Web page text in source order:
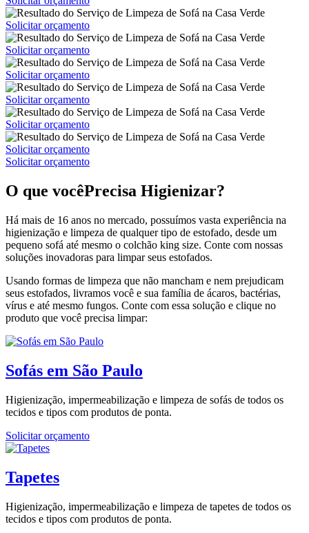
Solicitar orçamento
Solicitar orçamento
Solicitar orçamento
Solicitar orçamento
Solicitar orçamento
Solicitar orçamento
Solicitar orçamento
O que vocêPrecisa Higienizar?
Há mais de 16 anos no mercado, possuímos vasta experiência na
higienização e limpeza de qualquer tipo de estofado, desde um
pequeno sofá até mesmo o colchão king size. Conte com nossas
soluções inovadoras para limpar seus estofados.
Usando formas de limpeza que não mancham e nem prejudicam
seus estofados, livramos você e sua família de ácaros, bactérias,
vírus e até mesmo fungos. Conte com essa solução e clique no
produto que você precisa limpar:
Sofás em São Paulo
Higienização, impermeabilização e limpeza de sofás de todos os
tecidos e tipos com produtos de ponta.
Solicitar orçamento
Tapetes
Higienização, impermeabilização e limpeza de tapetes de todos os
tecidos e tipos com produtos de ponta.